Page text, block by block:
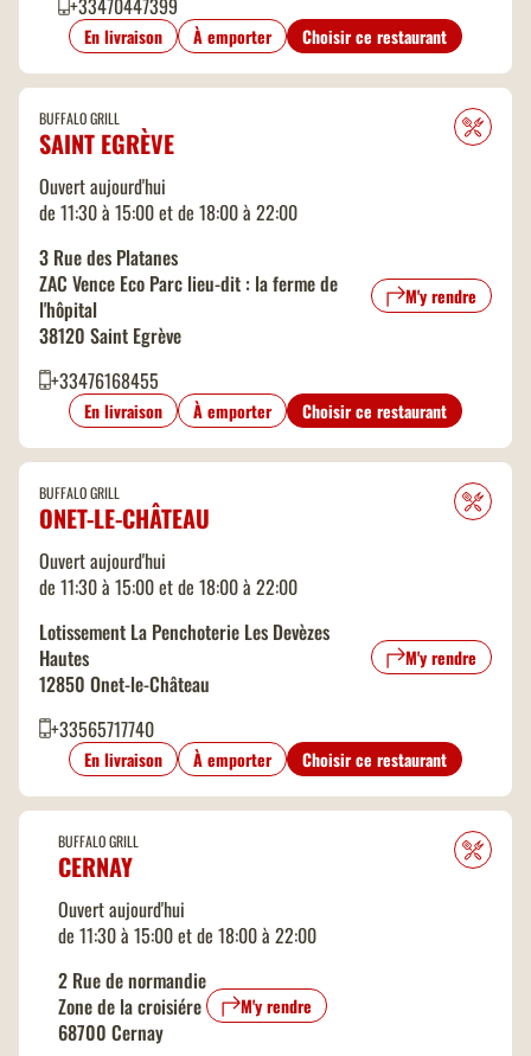
En livraison À emporter Choisir ce restaurant
BUFFALO GRILL
SAINT EGRÈVE
Ouvert aujourd'hui
de 11:30 à 15:00 et de 18:00 à 22:00
3 Rue des Platanes
ZAC Vence Eco Parc lieu-dit : la ferme de
l'hôpital
38120 Saint Egrève
M'y rendre
+33476168455
En livraison À emporter Choisir ce restaurant
BUFFALO GRILL
ONET-LE-CHÂTEAU
Ouvert aujourd'hui
de 11:30 à 15:00 et de 18:00 à 22:00
Lotissement La Penchoterie Les Devèzes
Hautes
12850 Onet-le-Château
M'y rendre
+33565717740
En livraison À emporter Choisir ce restaurant
BUFFALO GRILL
CERNAY
Ouvert aujourd'hui
de 11:30 à 15:00 et de 18:00 à 22:00
2 Rue de normandie
Zone de la croisiére
68700 Cernay
M'y rendre